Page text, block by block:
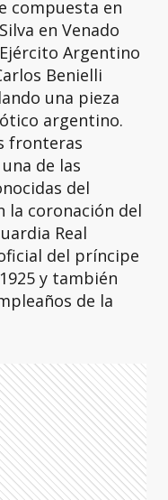
compuesta en
en Venado
Argentino
Benielli
una pieza
argentino.
fronteras
de las
del
la coronación del
Real
del príncipe
y también
de la